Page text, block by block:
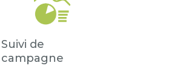
Suivi de
campagne